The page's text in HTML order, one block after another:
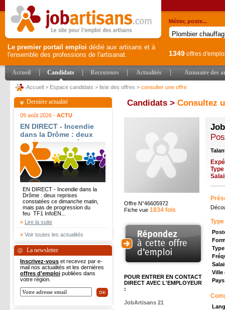
Le premier portail emploi dédié aux artisans et à
l'ensemble des professions de l'artisanat.
Métier, poste...
1349 offres
Accueil Candidats Recruteurs Actualités Annuaire des
Accueil > Espace candidats > liste des offres > consulter une offre
Dernière actualité
09 août 2026 - ACTU
EN DIRECT - Incendie
dans la Drôme : deux
reprises constatées ce
dimanche matin, mais
pas de progression du
feu - TF1 Info
EN DIRECT - Incendie dans la
Drôme : deux reprises
constatées ce dimanche matin,
mais pas de progression du
feu TF1 InfoEN...
» Lire la suite
» Voir toutes les actualités
La newsletter
Inscrivez-vous et recevez par e-
mail nos actualités et les dernières
offres d'emploi publiées dans
votre région.
Candidats > Consultez
Offre N°46605972
Fiche vue 1834 fois
POUR ENTRER EN CONTACT
DIRECT AVEC L'EMPLOYEUR
:
JobArtisans 21
Ville